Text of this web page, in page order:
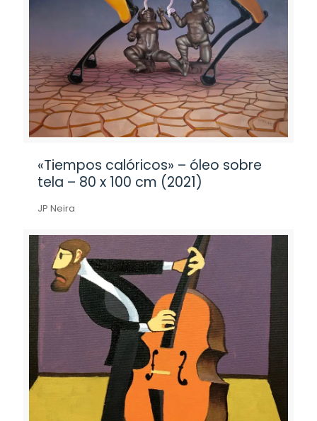
«Tiempos calóricos» – óleo sobre
tela – 80 x 100 cm (2021)
JP Neira